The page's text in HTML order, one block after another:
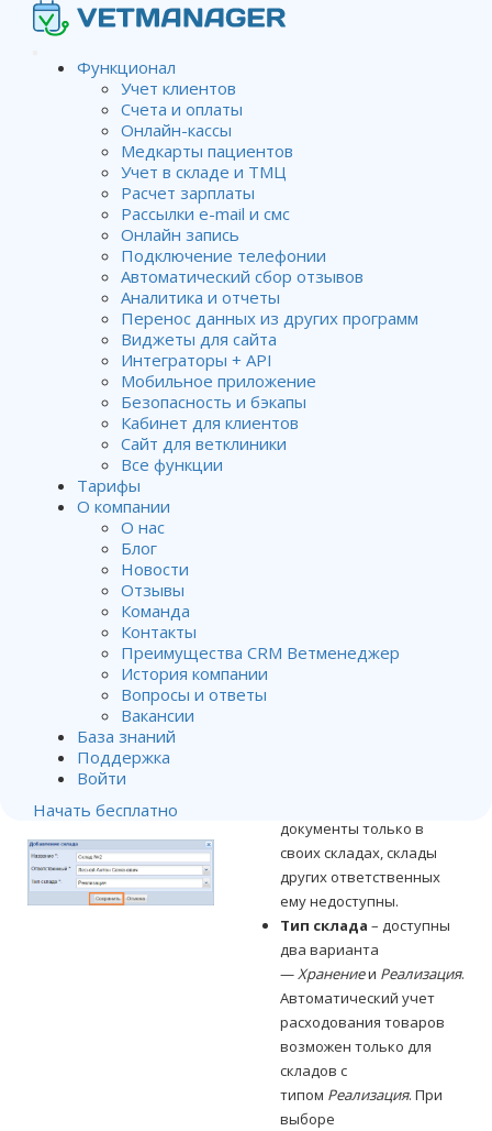
Функционал
Учет клиентов
Счета и оплаты
Онлайн-кассы
Медкарты пациентов
Учет в складе и ТМЦ
Расчет зарплаты
Рассылки e-mail и смс
Онлайн запись
Подключение телефонии
Автоматический сбор отзывов
Аналитика и отчеты
Перенос данных из других программ
Виджеты для сайта
Интеграторы + API
Мобильное приложение
Безопасность и бэкапы
Кабинет для клиентов
Сайт для ветклиники
Все функции
Тарифы
О компании
О нас
Блог
Новости
Отзывы
Команда
Контакты
Преимущества CRM Ветменеджер
История компании
Вопросы и ответы
Вакансии
База знаний
Поддержка
Войти
Начать бесплатно
Создание нового склада
Управление складами клиники
Для того, чтобы создать склад,
откройте модуль
разделе
нажмите кнопку
Заполните поля появившейся
работать со складом и
документы только в
своих складах, склады
других ответственных
ему недоступны.
Тип склада – доступны
два варианта
—Хранениеи Реализация.
Автоматический учет
расходования товаров
возможен только для
складов с
типом Реализация. При
выборе